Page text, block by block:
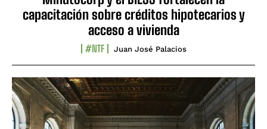
capacitación sobre créditos hipotecarios y
acceso a vivienda
#NTF Juan José Palacios